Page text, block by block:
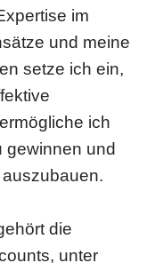
im
und meine
setze ich ein,
ich
gewinnen und
die
unter